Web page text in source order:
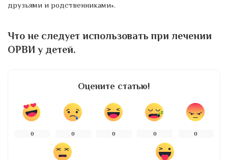
друзьями и родственниками».
Что не следует использовать при лечении
ОРВИ у детей.
Оцените статью!
0 0 0 0 0